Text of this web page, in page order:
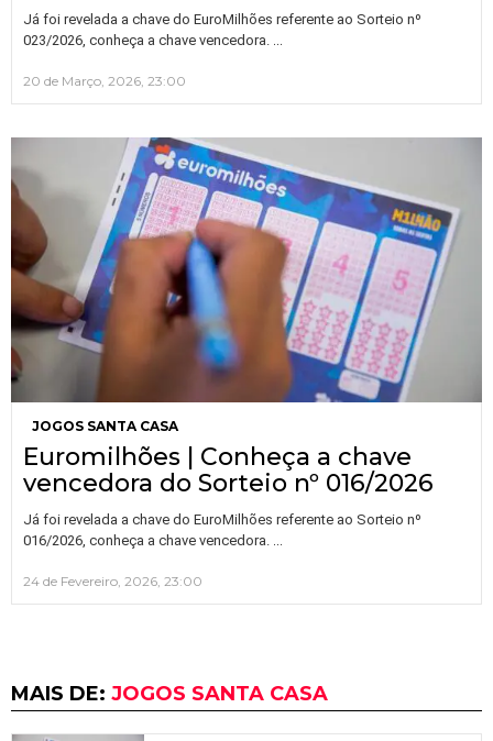
Já foi revelada a chave do EuroMilhões referente ao Sorteio nº
023/2026, conheça a chave vencedora.
20 de Março, 2026, 23:00
JOGOS SANTA CASA
Euromilhões | Conheça a chave
vencedora do Sorteio nº 016/2026
Já foi revelada a chave do EuroMilhões referente ao Sorteio nº
016/2026, conheça a chave vencedora.
24 de Fevereiro, 2026, 23:00
MAIS DE: JOGOS SANTA CASA